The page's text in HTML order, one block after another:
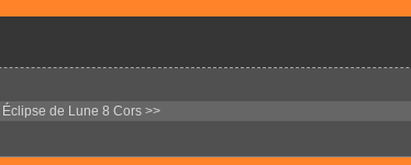
Éclipse de Lune 8 Cors >>